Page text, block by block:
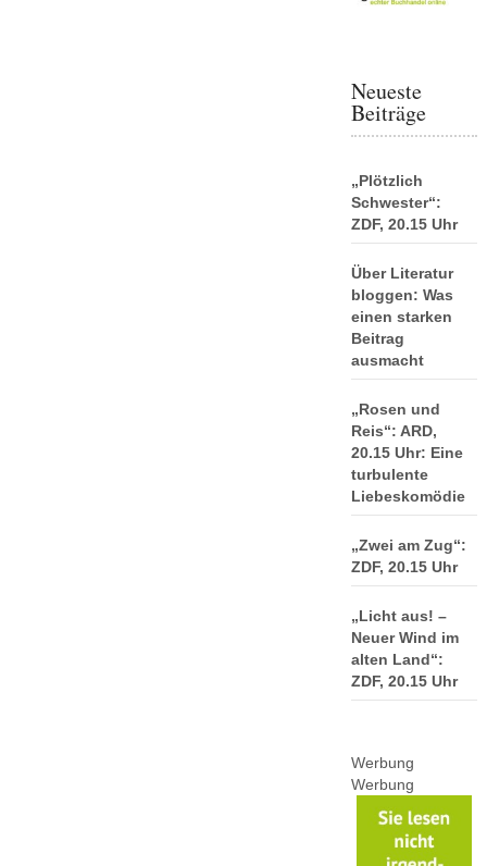
Neueste
Beiträge
„Plötzlich
Schwester“:
ZDF, 20.15 Uhr
Über Literatur
bloggen: Was
einen starken
Beitrag
ausmacht
„Rosen und
Reis“: ARD,
20.15 Uhr: Eine
turbulente
Liebeskomödie
„Zwei am Zug“:
ZDF, 20.15 Uhr
„Licht aus! –
Neuer Wind im
alten Land“:
ZDF, 20.15 Uhr
Werbung
Werbung